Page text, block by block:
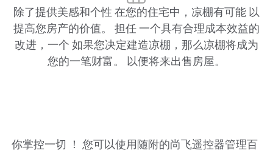
除了提供美感和个性 在您的住宅中，凉棚有可能 以
提高您房产的价值。 担任 一个具有合理成本效益的
改进，一个 如果您决定建造凉棚，那么凉棚将成为
您的一笔财富。 以便将来出售房屋。
你掌控一切 ！ 您可以使用随附的尚飞遥控器管理百